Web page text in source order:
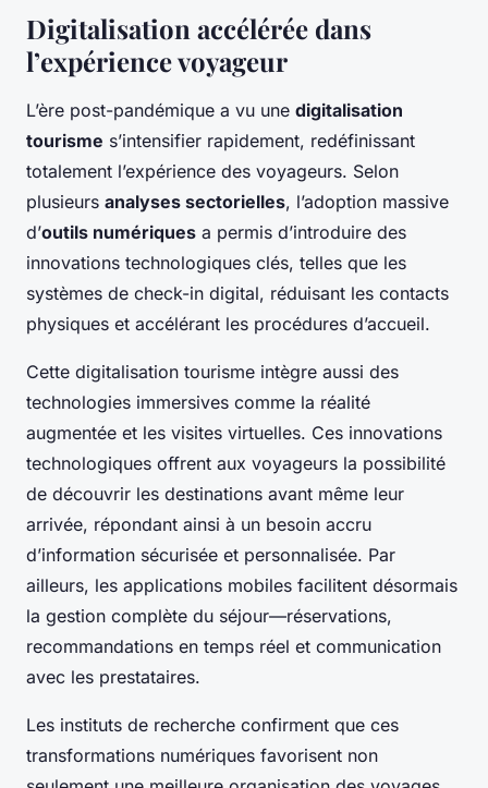
Digitalisation accélérée dans
l’expérience voyageur
L’ère post-pandémique a vu une digitalisation
tourisme s’intensifier rapidement, redéfinissant
totalement l’expérience des voyageurs. Selon
plusieurs analyses sectorielles, l’adoption massive
d’outils numériques a permis d’introduire des
innovations technologiques clés, telles que les
systèmes de check-in digital, réduisant les contacts
physiques et accélérant les procédures d’accueil.
Cette digitalisation tourisme intègre aussi des
technologies immersives comme la réalité
augmentée et les visites virtuelles. Ces innovations
technologiques offrent aux voyageurs la possibilité
de découvrir les destinations avant même leur
arrivée, répondant ainsi à un besoin accru
d’information sécurisée et personnalisée. Par
ailleurs, les applications mobiles facilitent désormais
la gestion complète du séjour—réservations,
recommandations en temps réel et communication
avec les prestataires.
Les instituts de recherche confirment que ces
transformations numériques favorisent non